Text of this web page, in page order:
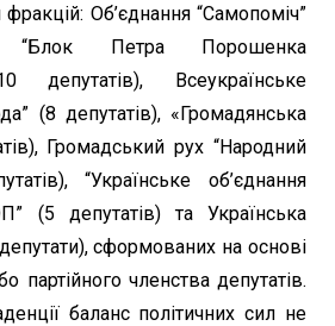
фракцій: Об’єднання “Самопоміч”
“Блок Петра Порошенка
депутатів), Всеукраїнське
(8 депутатів), «Громадянська
Громадський рух “Народний
“Українське об’єднання
(5 депутатів) та Українська
сформованих на основі
партійного членства депутатів.
баланс політичних сил не